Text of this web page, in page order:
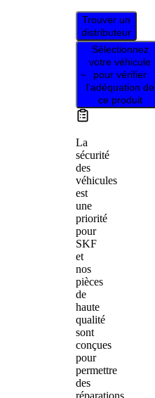
Trouver un
distributeur
Sélectionnez
votre véhicule
pour vérifier
l’adéquation de
ce produit
La
sécurité
des
véhicules
est
une
priorité
pour
SKF
et
nos
pièces
de
haute
qualité
sont
conçues
pour
permettre
des
réparations